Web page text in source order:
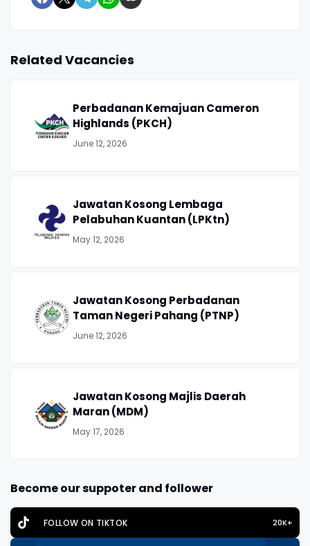
Related Vacancies
Perbadanan Kemajuan Cameron
Highlands (PKCH)
June 12, 2026
Jawatan Kosong Lembaga
Pelabuhan Kuantan (LPKtn)
May 12, 2026
Jawatan Kosong Perbadanan
Taman Negeri Pahang (PTNP)
June 12, 2026
Jawatan Kosong Majlis Daerah
Maran (MDM)
May 17, 2026
Become our suppoter and follower
FOLLOW ON TIKTOK 20K+